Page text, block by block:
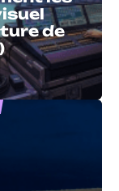
de